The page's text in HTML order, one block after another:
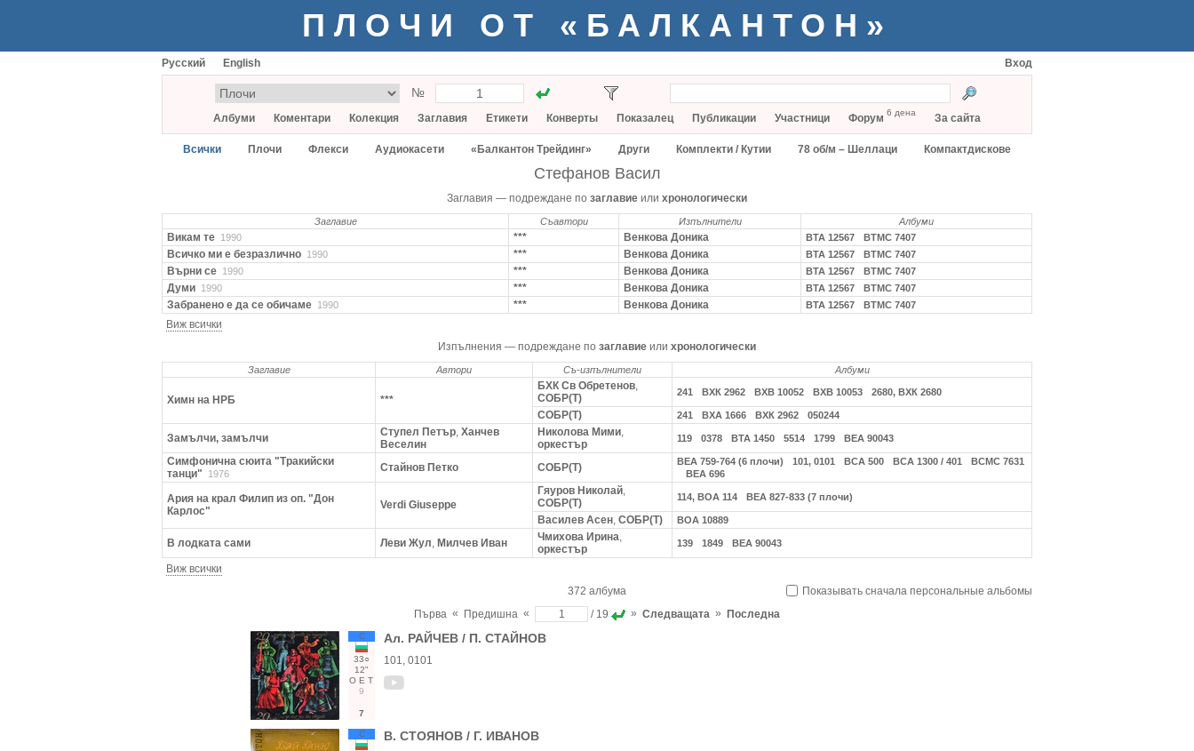
ПЛОЧИ ОТ «БАЛКАНТОН»
Русский English Вход
№
Албуми Коментари Колекция Заглавия Етикети Конверты Показалец Публикации Участници Форум 6 дена За сайта
Всички Плочи Флекси Аудиокасети «Балкантон Трейдинг» Други Комплекти / Кутии 78 об/м – Шеллаци Компактдискове
Стефанов Васил
Заглавия — подреждане по заглавие или хронологически
Заглавие Съавтори Изпълнители Албуми
Викам те 1990 *** Венкова Доника ВТА 12567 ВТМС 7407
Всичко ми е безразлично 1990 *** Венкова Доника ВТА 12567 ВТМС 7407
Върни се 1990 *** Венкова Доника ВТА 12567 ВТМС 7407
Думи 1990 *** Венкова Доника ВТА 12567 ВТМС 7407
Забранено е да се обичаме 1990 *** Венкова Доника ВТА 12567 ВТМС 7407
Виж всички
Изпълнения — подреждане по заглавие или хронологически
Заглавие Автори Съ-изпълнители Албуми
Химн на НРБ ***
БХК Св Обретенов,
СОБР(Т)
241 ВХК 2962 ВХВ 10052 ВХВ 10053 2680, ВХК 2680
СОБР(Т) 241 ВХА 1666 ВХК 2962 050244
Замълчи, замълчи Ступел Петър, Ханчев
Веселин
Николова Мими,
оркестър
119 0378 ВТА 1450 5514 1799 ВЕА 90043
Симфонична сюита "Тракийски
танци"
1976 Стайнов Петко СОБР(Т) ВЕА 759-764 (6 плочи) 101, 0101 ВСА 500 ВСА 1300 / 401
ВСМС 7631
ВЕА 696
Ария на крал Филип из оп. "Дон
Карлос"
Verdi Giuseppe
Гяуров Николай,
СОБР(Т)
114, ВОА 114 ВЕА 827-833 (7 плочи)
Василев Асен, СОБР(Т) ВОА 10889
В лодката сами Леви Жул, Милчев Иван Чмихова Ирина,
оркестър
139 1849 ВЕА 90043
Виж всички
372 албума
Показывать сначала персональные альбомы
Първа « Предишна « / 19 » Следващата » Последна
С
33○
12"
О Е Т
9
7
Ал. РАЙЧЕВ / П. СТАЙНОВ
101, 0101
С В. СТОЯНОВ / Г. ИВАНОВ